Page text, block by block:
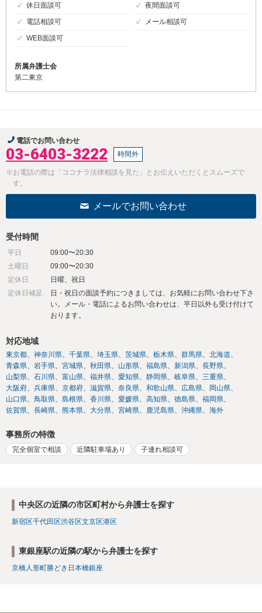
休日面談可
夜間面談可
電話相談可
メール相談可
WEB面談可
所属弁護士会
第二東京
電話でお問い合わせ
03-6403-3222 時間外
※お電話の際は「ココナラ法律相談を見た」とお伝えいただくとスムーズで
す。
メールでお問い合わせ
受付時間
平日
09:00〜20:30
土曜日
09:00〜20:30
定休日
日曜、祝日
定休日補足
日・祝日の面談予約につきましては、お気軽にお問い合わせ下さ
い。メール・電話によるお問い合わせは、平日以外も受け付けて
おります。
対応地域
東京都 神奈川県 千葉県 埼玉県 茨城県 栃木県 群馬県
北海道
青森県
岩手県 宮城県 秋田県 山形県 福島県 新潟県
長野県
山梨県
石川県 富山県 福井県 愛知県 静岡県 岐阜県
三重県
大阪府
兵庫県 京都府 滋賀県 奈良県 和歌山県 広島県
岡山県
山口県
鳥取県 島根県 香川県 愛媛県 高知県 徳島県
福岡県
佐賀県
長崎県 熊本県 大分県 宮崎県 鹿児島県 沖縄県 海外
事務所の特徴
完全個室で相談 近隣駐車場あり 子連れ相談可
中央区の近隣の市区町村から弁護士を探す
新宿区千代田区渋谷区文京区港区
東銀座駅の近隣の駅から弁護士を探す
京橋人形町勝どき 日本橋銀座